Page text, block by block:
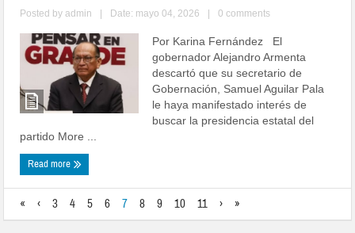
Posted byadmin Date: mayo 04, 2026 0 comments
Por Karina Fernández El
gobernador Alejandro Armenta
descartó que su secretario de
Gobernación, Samuel Aguilar Pala
le haya manifestado interés de
buscar la presidencia estatal del
partido More ...
Read more
« ‹ 3 4 5 6 7 8 9 10 11 › »